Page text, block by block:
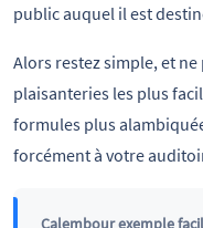
public auquel il est
Alors restez simple, et
plaisanteries les plus
formules plus
forcément à votre
Calembour exemple